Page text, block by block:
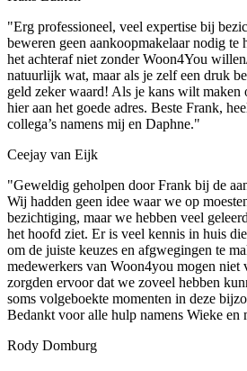
"Erg professioneel, veel expertise bij
beweren geen aankoopmakelaar nodig te
het achteraf niet zonder Woon4You
natuurlijk wat, maar als je zelf een druk
geld zeker waard! Als je kans wilt maken
hier aan het goede adres. Beste Frank,
collega’s namens mij en Daphne."
Ceejay van Eijk
"Geweldig geholpen door Frank bij de
Wij hadden geen idee waar we op
bezichtiging, maar we hebben veel
het hoofd ziet. Er is veel kennis in huis
om de juiste keuzes en afgwegingen te
medewerkers van Woon4you mogen niet
zorgden ervoor dat we zoveel hebben
soms volgeboekte momenten in deze
Bedankt voor alle hulp namens Wieke en
Rody Domburg